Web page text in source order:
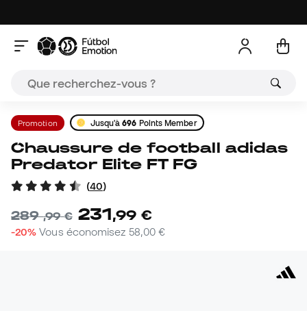
Promotion Jusqu'à696 Points Member
Chaussure de football adidas
Predator Elite FT FG
(40)
289,99 € 231,99 €
-20% Vous économisez 58,00 €